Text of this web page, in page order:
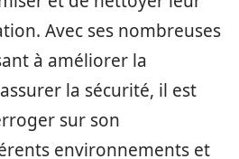
Avec ses nombreuses
à améliorer la
la sécurité, il est
sur son
environnements et